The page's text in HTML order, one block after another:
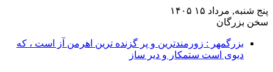
پنج شنبه, مرداد ۱۵ ۱۴۰۵
سخن بزرگان
بزرگمهر : زورمندترین و پر گزنده ترین اهرمن آز است ، که
دیوی است ستمکار و دیر ساز